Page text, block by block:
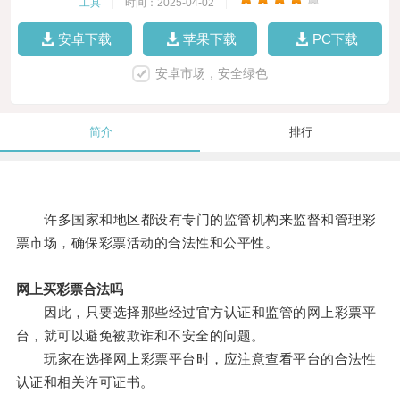
工具 时间：2025-04-02
安卓下载 苹果下载 PC下载
安卓市场，安全绿色
简介 排行
许多国家和地区都设有专门的监管机构来监督和管理彩
票市场，确保彩票活动的合法性和公平性。
网上买彩票合法吗
因此，只要选择那些经过官方认证和监管的网上彩票平
台，就可以避免被欺诈和不安全的问题。
玩家在选择网上彩票平台时，应注意查看平台的合法性
认证和相关许可证书。